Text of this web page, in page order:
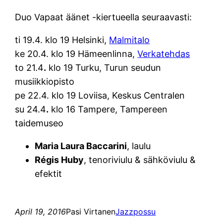
Duo Vapaat äänet -kiertueella seuraavasti:
ti 19.4. klo 19 Helsinki, Malmitalo
ke 20.4. klo 19 Hämeenlinna,Verkatehdas
to 21.4. klo 19 Turku, Turun seudun
musiikkiopisto
pe 22.4. klo 19 Loviisa, Keskus Centralen
su 24.4. klo 16 Tampere, Tampereen
taidemuseo
Maria Laura Baccarini, laulu
Régis Huby, tenoriviulu & sähköviulu &
efektit
April 19, 2016Pasi VirtanenJazzpossu